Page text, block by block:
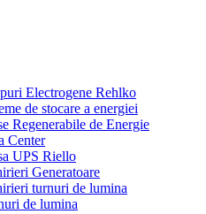
Electrogene Rehlko
de stocare a energiei
Regenerabile de Energie
Center
UPS Riello
Generatoare
turnuri de lumina
de lumina